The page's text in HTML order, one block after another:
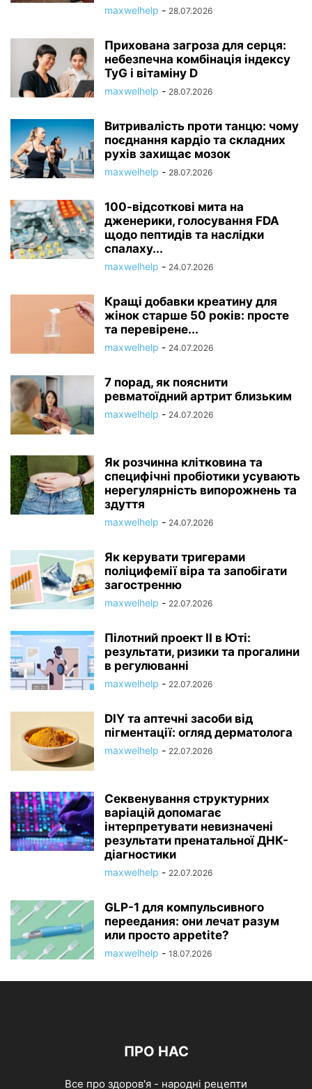
maxwelhelp - 28.07.2026
Прихована загроза для серця:
небезпечна комбінація індексу
TyG і вітаміну D
maxwelhelp - 28.07.2026
Витривалість проти танцю: чому
поєднання кардіо та складних
рухів захищає мозок
maxwelhelp - 28.07.2026
100-відсоткові мита на
дженерики, голосування FDA
щодо пептидів та наслідки
спалаху...
maxwelhelp - 24.07.2026
Кращі добавки креатину для
жінок старше 50 років: просте
та перевірене...
maxwelhelp - 24.07.2026
7 порад, як пояснити
ревматоїдний артрит близьким
maxwelhelp - 24.07.2026
Як розчинна клітковина та
специфічні пробіотики усувають
нерегулярність випорожнень та
здуття
maxwelhelp - 24.07.2026
Як керувати тригерами
поліцифемії віра та запобігати
загостренню
maxwelhelp - 22.07.2026
Пілотний проект ІІ в Юті:
результати, ризики та прогалини
в регулюванні
maxwelhelp - 22.07.2026
DIY та аптечні засоби від
пігментації: огляд дерматолога
maxwelhelp - 22.07.2026
Секвенування структурних
варіацій допомагає
інтерпретувати невизначені
результати пренатальної ДНК-
діагностики
maxwelhelp - 22.07.2026
GLP-1 для компульсивного
переедания: они лечат разум
или просто appetite?
maxwelhelp - 18.07.2026
ПРО НАС
Все про здоров'я - народні рецепти